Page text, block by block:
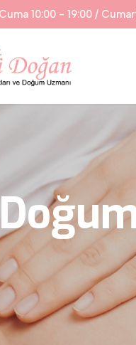
10:00 - 19:00 /